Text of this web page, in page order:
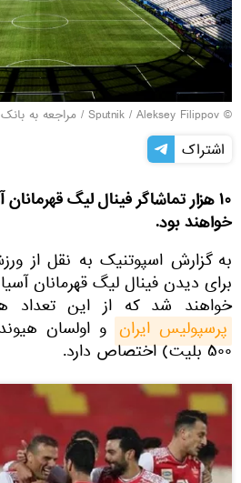
© Sputnik / Aleksey Filippov
/ مراجعه به
اشتراک
۱۰ هزار تماشاگر فینال لیگ
خواهند بود.
خواهند شد که از این تعداد
پرسپولیس ایران و اولسان
۵۰۰ بلیت) اختصاص دارد.